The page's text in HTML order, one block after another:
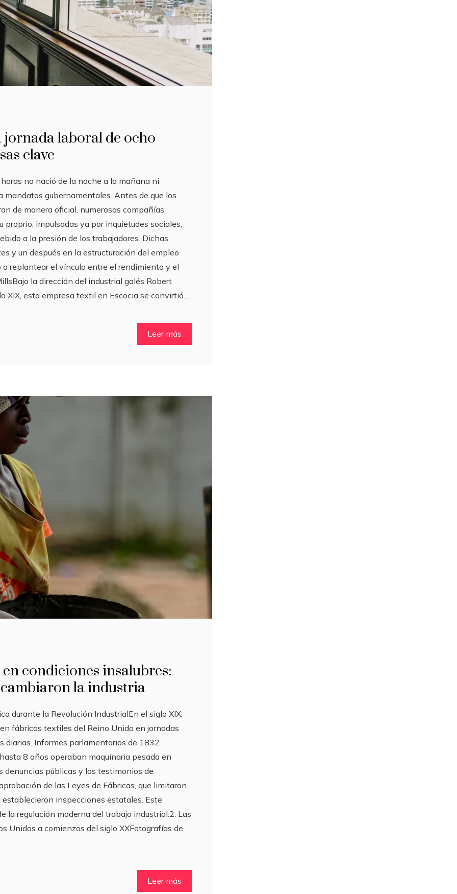
jornada laboral de ocho
clave
no nació de la noche a la mañana ni
mandatos gubernamentales. Antes de que los
de manera oficial, numerosas compañías
impulsadas ya por inquietudes sociales,
a la presión de los trabajadores. Dichas
y un después en la estructuración del empleo
replantear el vínculo entre el rendimiento y el
la dirección del industrial galés Robert
XIX, esta empresa textil en Escocia se convirtió…
Leer más
condiciones insalubres:
la industria
durante la Revolución IndustrialEn el siglo XIX,
fábricas textiles del Reino Unido en jornadas
diarias. Informes parlamentarios de 1832
8 años operaban maquinaria pesada en
denuncias públicas y los testimonios de
de las Leyes de Fábricas, que limitaron
inspecciones estatales. Este
la regulación moderna del trabajo industrial.2. Las
Unidos a comienzos del siglo XXFotografías de
Leer más